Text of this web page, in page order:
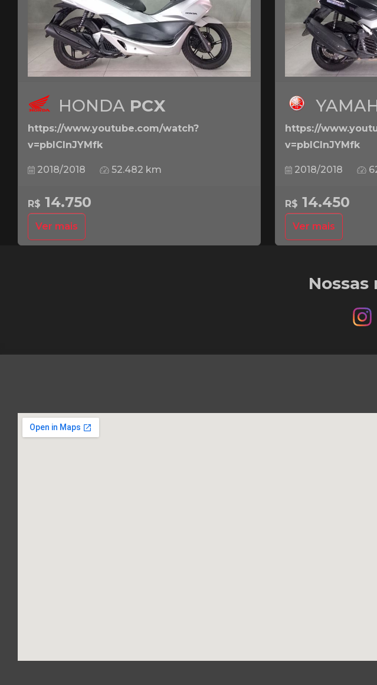
HONDA PCX
https://www.youtube.com/watch?
v=pbICInJYMfk
2018/2018 52.482 km
R$ 14.750
Ver mais
https://
v=pbICInJYMfk
2018/2018
R$ 14.450
Ver mais
Nossas